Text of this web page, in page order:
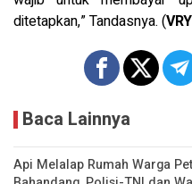
ditetapkan,” Tandasnya. (
Baca Lainnya
Api Melalap Rumah Warga